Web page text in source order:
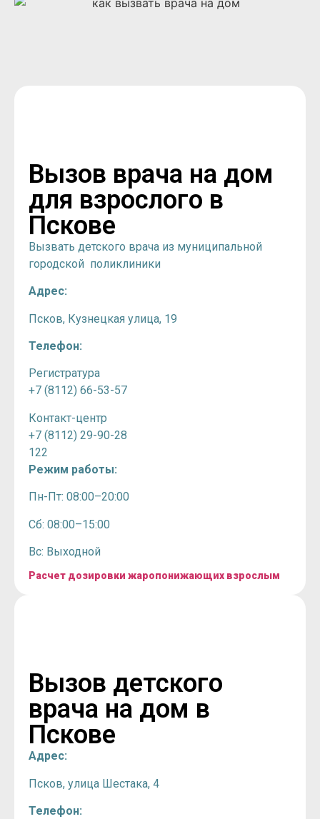
Вызов врача на дом
для взрослого в
Пскове
Вызвать детского врача из муниципальной
городской поликлиники
Адрес:
Псков, Кузнецкая улица, 19
Телефон:
Регистратура
+7 (8112) 66-53-57
Контакт-центр
+7 (8112) 29-90-28
122
Режим работы:
Пн-Пт: 08:00–20:00
Сб: 08:00–15:00
Вс: Выходной
Расчет дозировки жаропонижающих взрослым
Вызов детского
врача на дом в
Пскове
Адрес:
Псков, улица Шестака, 4
Телефон: